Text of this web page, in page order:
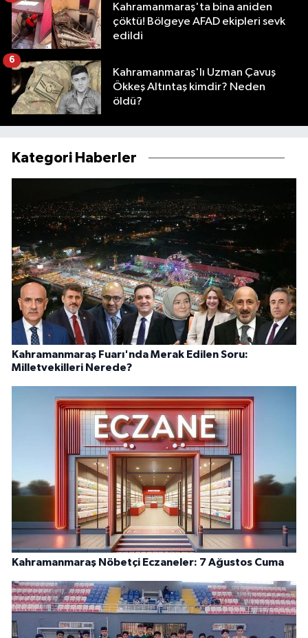
Kahramanmaraş'ta bina aniden
çöktü! Bölgeye AFAD ekipleri sevk
edildi
Kahramanmaraş'lı Uzman Çavuş
Ökkeş Altıntaş kimdir? Neden
öldü?
6
Kategori Haberler
Kahramanmaraş Fuarı'nda Merak Edilen Soru:
Milletvekilleri Nerede?
Kahramanmaraş Nöbetçi Eczaneler: 7 Ağustos Cuma